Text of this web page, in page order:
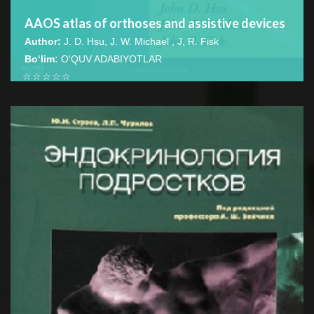
AAOS atlas of orthoses and assistive devices
Author: J. D. Hsu, J. W. Michael , J, R. Fisk
Bo‘lim: O'QUV ADABIYOTLAR
☆
☆
☆
☆
☆
This textbook is an indispensable resource for
orthopaedic surgeons, rehabilitation physicians, physical
therapists, and...
BATAFSIL...